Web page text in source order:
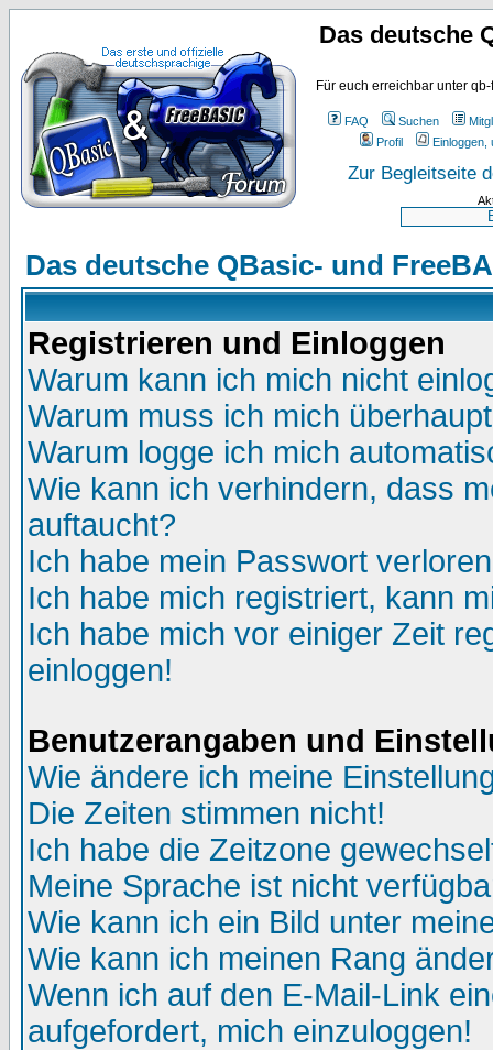
Das deutsche
Für euch erreichbar unter
FAQ Suchen
Profil
Einloggen,
Zur Begleitseite
Das deutsche QBasic- und
Registrieren und Einloggen
Warum kann ich mich nicht
Warum muss ich mich
Warum logge ich mich
Wie kann ich verhindern, dass
auftaucht?
Ich habe mein Passwort
Ich habe mich registriert, kann
Ich habe mich vor einiger Zeit
einloggen!
Benutzerangaben und
Wie ändere ich meine
Die Zeiten stimmen nicht!
Ich habe die Zeitzone
Meine Sprache ist nicht
Wie kann ich ein Bild unter
Wie kann ich meinen Rang
Wenn ich auf den E-Mail-Link
aufgefordert, mich einzuloggen!